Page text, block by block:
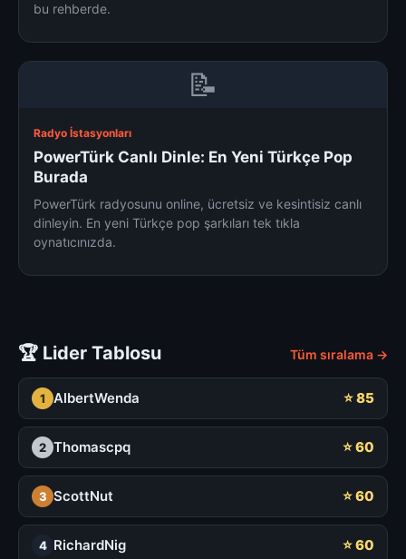
bu rehberde.
📝
Radyo İstasyonları
PowerTürk Canlı Dinle: En Yeni Türkçe Pop
Burada
PowerTürk radyosunu online, ücretsiz ve kesintisiz canlı
dinleyin. En yeni Türkçe pop şarkıları tek tıkla
oynatıcınızda.
🏆 Lider Tablosu Tüm sıralama →
1 AlbertWenda ⭐ 85
2 Thomascpq ⭐ 60
3 ScottNut ⭐ 60
4 RichardNig ⭐ 60